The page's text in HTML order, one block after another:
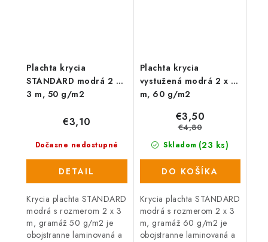
Plachta krycia
STANDARD modrá 2 x
3 m, 50 g/m2
Dočasne nedostupné
€3,10
DETAIL
Krycia plachta STANDARD
modrá s rozmerom 2 x 3
m, gramáž 50 g/m2 je
obojstranne laminovaná a
Plachta krycia
vystužená modrá 2 x 3
m, 60 g/m2
Skladom (23 ks)
€3,50
€4,80
DO KOŠÍKA
Krycia plachta STANDARD
modrá s rozmerom 2 x 3
m, gramáž 60 g/m2 je
obojstranne laminovaná a